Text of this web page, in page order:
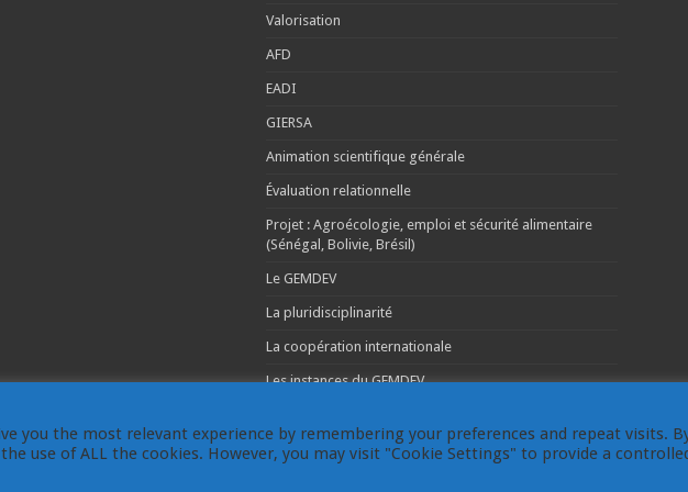
Valorisation
AFD
EADI
GIERSA
Animation scientifique générale
Évaluation relationnelle
Projet : Agroécologie, emploi et sécurité alimentaire
(Sénégal, Bolivie, Brésil)
Le GEMDEV
La pluridisciplinarité
La coopération internationale
Les instances du GEMDEV
you the most relevant experience by remembering your preferences and repeat visits.
use of ALL the cookies. However, you may visit "Cookie Settings" to provide a